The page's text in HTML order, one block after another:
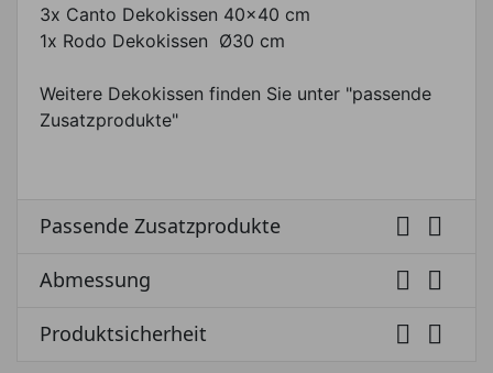
3x Canto Dekokissen 40x40 cm
1x Rodo Dekokissen Ø30 cm
Weitere Dekokissen finden Sie unter "passende
Zusatzprodukte"
Passende Zusatzprodukte  
Abmessung  
Produktsicherheit  